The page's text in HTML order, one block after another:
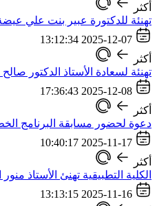
أكثر
تهنئة ‏للدكتورة عبير بنت علي
2025-12-07 13:12:34
أكثر
تهنئة لسعادة الأستاذ الدكتور صالح
2025-12-08 17:36:43
أكثر
دعوة لحضور مسابقة البرنامج
2025-11-17 10:40:17
أكثر
الكلية التطبيقية تهنئ الأستاذ
2025-11-16 13:13:15